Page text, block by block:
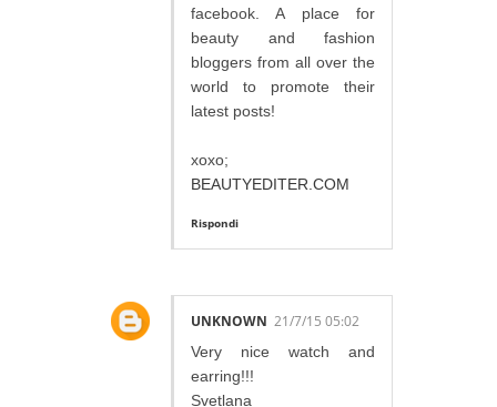
facebook. A place for
beauty and fashion
bloggers from all over the
world to promote their
latest posts!
xoxo;
BEAUTYEDITER.COM
Rispondi
UNKNOWN 21/7/15 05:02
Very nice watch and
earring!!!
Svetlana